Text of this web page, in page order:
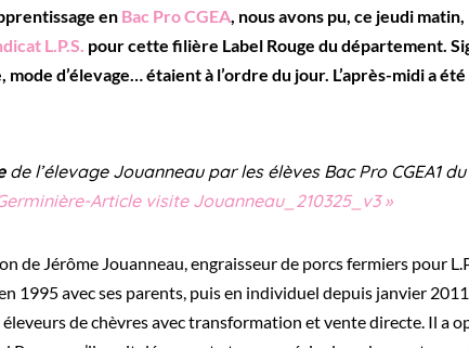
en Bac Pro CGEA , nous avons pu, ce jeudi matin,
L.P.S. pour cette filière Label Rouge du département.
d’élevage… étaient à l’ordre du jour. L’après-midi a été
de l’élevage Jouanneau par les élèves Bac Pro CGEA1 du
Article visite Jouanneau_210325_v3 »
de Jérôme Jouanneau, engraisseur de porcs fermiers pour
1995 avec ses parents, puis en individuel depuis janvier 2011
de chèvres avec transformation et vente directe. Il a